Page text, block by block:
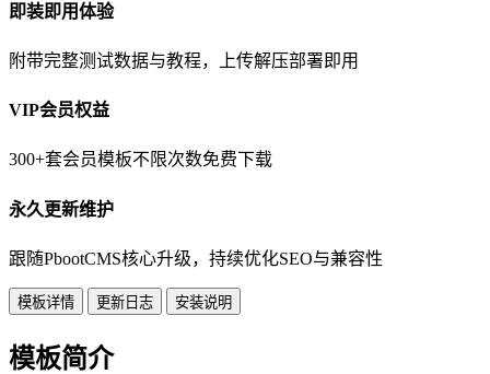
即装即用体验
附带完整测试数据与教程，上传解压部署即用
VIP会员权益
300+套会员模板不限次数免费下载
永久更新维护
跟随PbootCMS核心升级，持续优化SEO与兼容性
模板详情 更新日志 安装说明
模板简介